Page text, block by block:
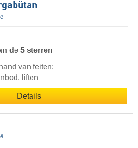
de 5 sterren
van feiten:
liften
Details